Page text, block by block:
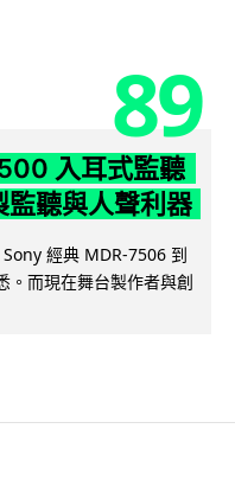
89
入耳式監聽
監聽與人聲利器
經典 MDR-7506 到
。而現在舞台製作者與創